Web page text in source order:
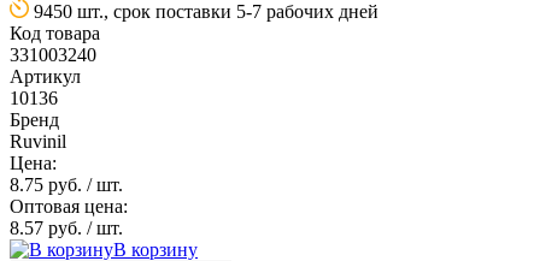
9450 шт., срок поставки 5-7 рабочих дней
Код товара
331003240
Артикул
10136
Бренд
Ruvinil
Цена:
8.75 руб. / шт.
Оптовая цена:
8.57 руб. / шт.
В корзину